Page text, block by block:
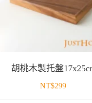
胡桃木製托盤
NT$299